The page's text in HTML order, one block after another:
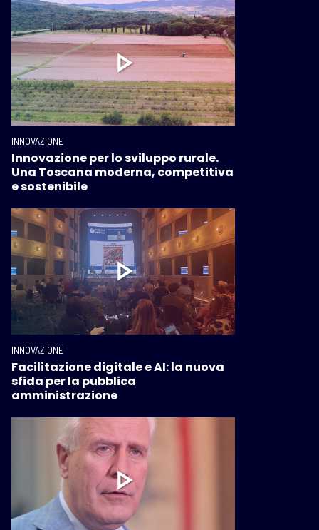
INNOVAZIONE
Innovazione per lo sviluppo rurale.
Una Toscana moderna, competitiva
e sostenibile
INNOVAZIONE
Facilitazione digitale e AI: la nuova
sfida per la pubblica
amministrazione